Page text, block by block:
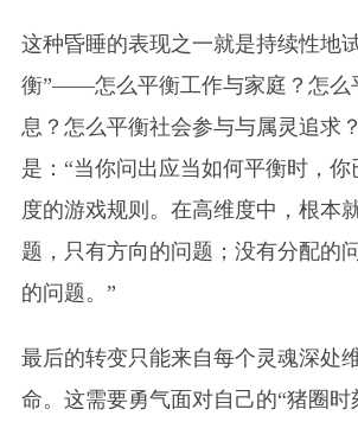
这种昏睡的表现之一就是持续性地
衡”——怎么平衡工作与家庭？怎么
息？怎么平衡社会参与与属灵追求
是：“当你问出应当如何平衡时，
度的游戏规则。在高维度中，根本
题，只有方向的问题；没有分配的
的问题。”
最后的转变只能来自每个灵魂深处
命。这需要勇气面对自己的“猪圈时